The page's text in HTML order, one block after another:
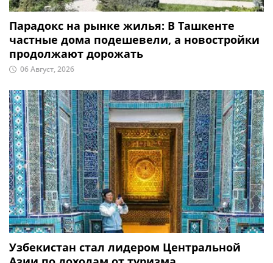
Парадокс на рынке жилья: В Ташкенте
частные дома подешевели, а новостройки
продолжают дорожать
06 Август, 2026
Узбекистан стал лидером Центральной